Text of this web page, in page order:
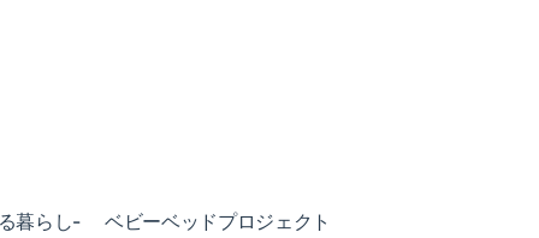
暮らし- ベビーベッドプロジェクト